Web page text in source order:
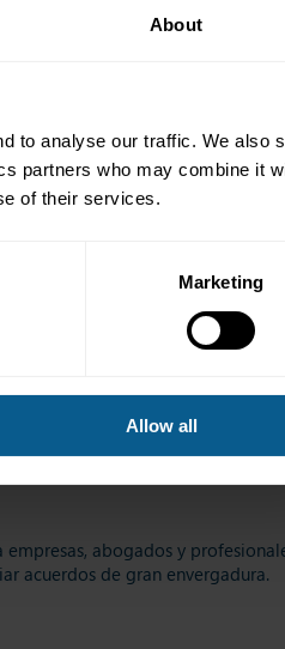
About
to analyse our traffic. We also
partners who may combine it
of their services.
Marketing
Allow all
bajo alta presión.
ha entrenado a fuerzas
como el
nivel global.
en cualquier momento y
empresas, abogados y
acuerdos de gran envergadura.